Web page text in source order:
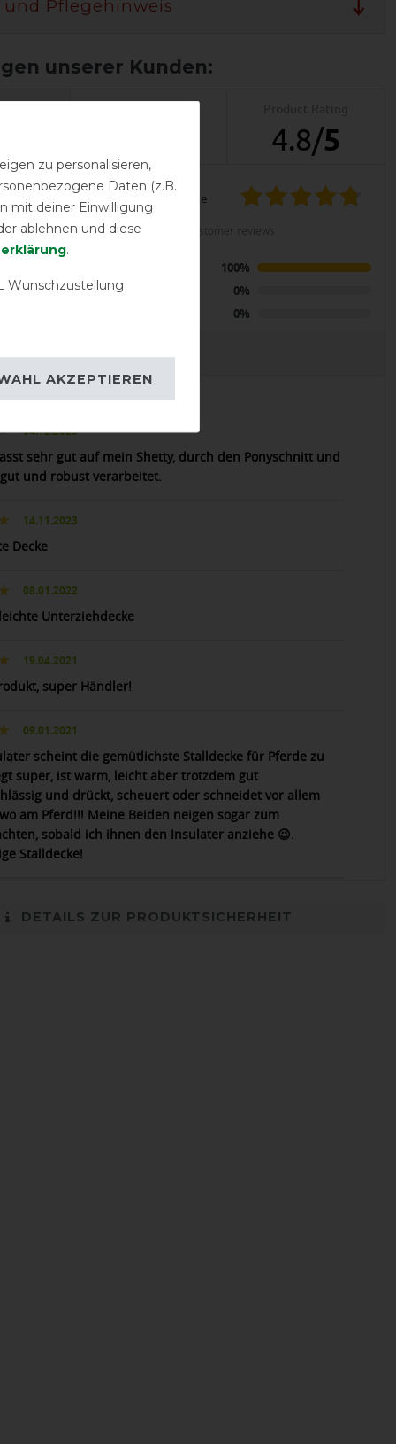
und Pflegehinweis
Insulator
& Navy -
4.8/5
product experience
calculated from 5 customer reviews
100%
Neutral
0%
0%
04.12.2023
sehr gut auf mein Shetty, durch den Ponyschnitt und
und robust verarbeitet.
14.11.2023
Decke
08.01.2022
Unterziehdecke
19.04.2021
super Händler!
09.01.2021
scheint die gemütlichste Stalldecke für Pferde zu
super, ist warm, leicht aber trotzdem gut
und drückt, scheuert oder schneidet vor allem
am Pferd!!! Meine Beiden neigen sogar zum
sobald ich ihnen den Insulater anziehe 😉.
Stalldecke!
DETAILS ZUR PRODUKTSICHERHEIT
zu personalisieren,
Daten (z.B.
mit deiner Einwilligung
ablehnen und diese
.
Wunschzustellung
AKZEPTIEREN